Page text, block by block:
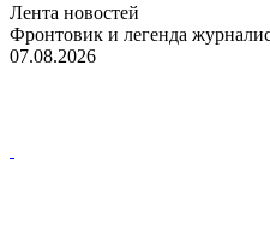
Лента новостей
Фронтовик и легенда
07.08.2026